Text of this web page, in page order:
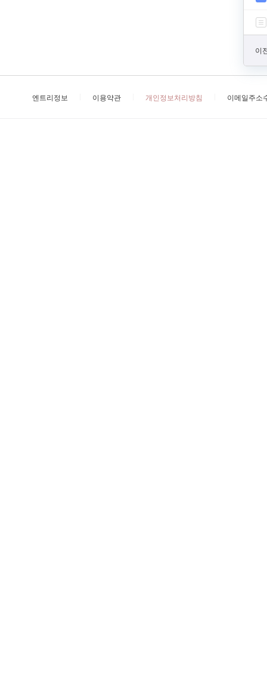
이
엔트리정보 이용약관 개인정보처리방침 이메일주소